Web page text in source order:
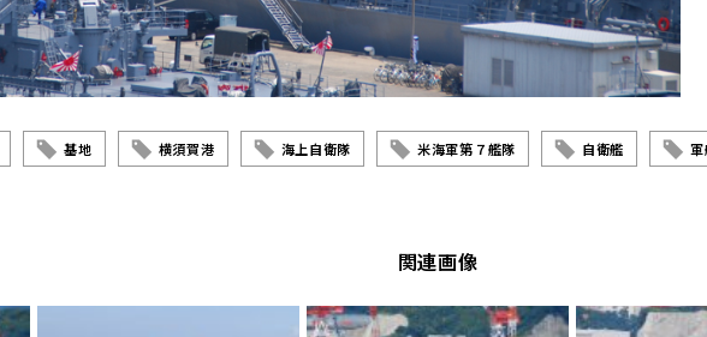
基地 横須賀港 海上自衛隊 米海軍第７艦隊 自衛艦
関連画像